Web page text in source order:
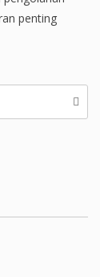
penting